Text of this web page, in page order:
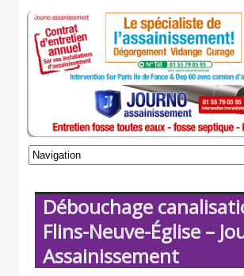
Débouchage
Flins-Neuve-Église –
Assainissement